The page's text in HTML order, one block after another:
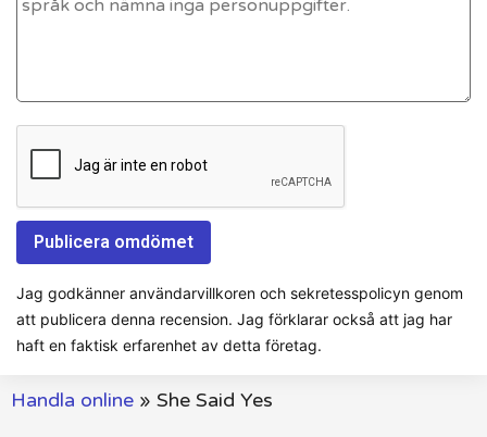
Jag godkänner användarvillkoren och sekretesspolicyn genom
att publicera denna recension. Jag förklarar också att jag har
haft en faktisk erfarenhet av detta företag.
Handla online » She Said Yes